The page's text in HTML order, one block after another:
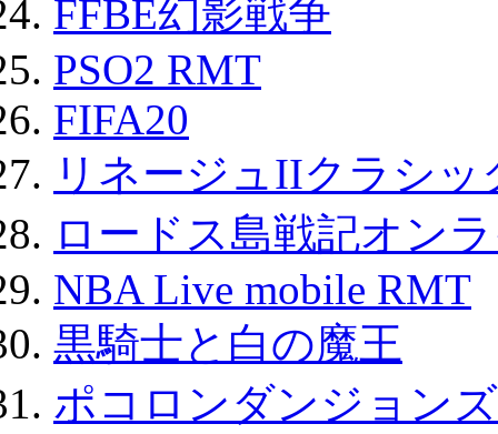
FFBE幻影戦争
PSO2 RMT
FIFA20
リネージュIIクラシ
ロードス島戦記オン
NBA Live mobile RMT
黒騎士と白の魔王
ポコロンダンジョン